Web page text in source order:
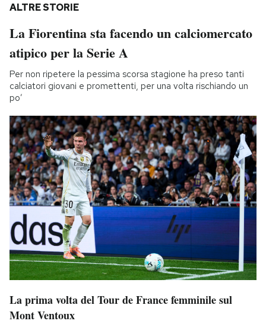
ALTRE STORIE
La Fiorentina sta facendo un calciomercato
atipico per la Serie A
Per non ripetere la pessima scorsa stagione ha preso tanti
calciatori giovani e promettenti, per una volta rischiando un
po’
La prima volta del Tour de France femminile sul
Mont Ventoux